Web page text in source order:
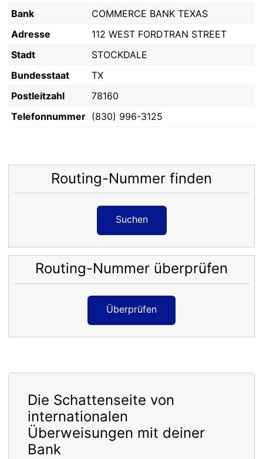
Bank
COMMERCE BANK TEXAS
Adresse
112 WEST FORDTRAN STREET
Stadt
STOCKDALE
Bundesstaat
TX
Postleitzahl
78160
Telefonnummer (830) 996-3125
Routing-Nummer finden
Suchen
Routing-Nummer überprüfen
Überprüfen
Die Schattenseite von
internationalen
Überweisungen mit deiner
Bank